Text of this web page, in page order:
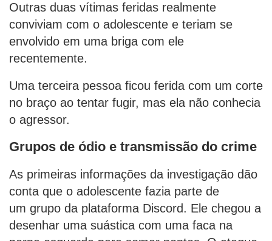
Outras duas vítimas feridas realmente
conviviam com o adolescente e teriam se
envolvido em uma briga com ele
recentemente.
Uma terceira pessoa ficou ferida com um corte
no braço ao tentar fugir, mas ela não conhecia
o agressor.
Grupos de ódio e transmissão do crime
As primeiras informações da investigação dão
conta que o adolescente fazia parte de
um grupo da plataforma Discord. Ele chegou a
desenhar uma suástica com uma faca na